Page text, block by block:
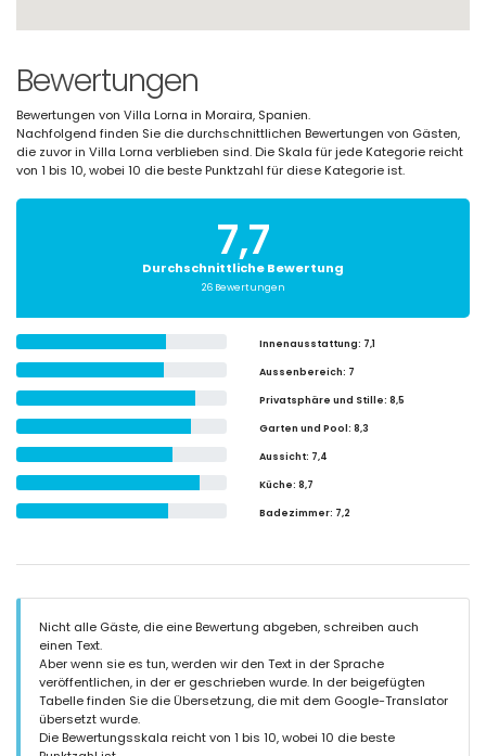
Bewertungen
Bewertungen von Villa Lorna in Moraira, Spanien.
Nachfolgend finden Sie die durchschnittlichen Bewertungen von Gästen,
die zuvor in Villa Lorna verblieben sind. Die Skala für jede Kategorie reicht
von 1 bis 10, wobei 10 die beste Punktzahl für diese Kategorie ist.
7,7
Durchschnittliche Bewertung
26 Bewertungen
Innenausstattung: 7,1
Aussenbereich: 7
Privatsphäre und Stille: 8,5
Garten und Pool: 8,3
Aussicht: 7,4
Küche: 8,7
Badezimmer: 7,2
Nicht alle Gäste, die eine Bewertung abgeben, schreiben auch
einen Text.
Aber wenn sie es tun, werden wir den Text in der Sprache
veröffentlichen, in der er geschrieben wurde. In der beigefügten
Tabelle finden Sie die Übersetzung, die mit dem Google-Translator
übersetzt wurde.
Die Bewertungsskala reicht von 1 bis 10, wobei 10 die beste